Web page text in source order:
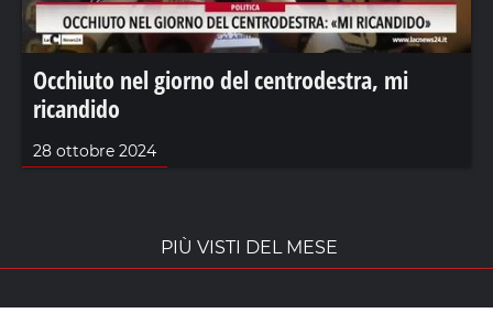
Occhiuto nel giorno del centrodestra, mi
ricandido
28 ottobre 2024
PIÙ VISTI DEL MESE